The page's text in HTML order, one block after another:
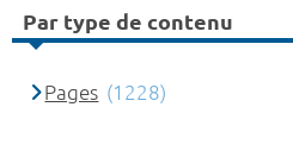
Par type de contenu
Pages (1228)